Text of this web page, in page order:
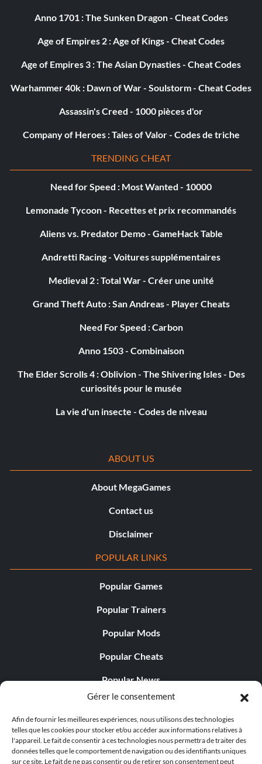
Gérer le consentement
Afin de fournir les meilleures expériences, nous utilisons des technologies
telles que les cookies pour stocker et/ou accéder aux informations relatives à
l'appareil. Le fait de consentir à ces technologies nous permettra de traiter des
données telles que le comportement de navigation ou des identifiants uniques
sur ce site. Le fait de ne pas consentir ou de retirer son consentement peut
Anno 1701 : The Sunken Dragon - Cheat Codes
Age of Empires 2 : Age of Kings - Cheat Codes
Age of Empires 3 : The Asian Dynasties - Cheat Codes
Warhammer 40k : Dawn of War - Soulstorm - Cheat Codes
Assassin's Creed - 1000 pièces d'or
Company of Heroes : Tales of Valor - Codes de triche
TRENDING CHEAT
Need for Speed : Most Wanted - 10000
Lemonade Tycoon - Recettes et prix recommandés
Aliens vs. Predator Demo - GameHack Table
Andretti Racing - Voitures supplémentaires
Medieval 2 : Total War - Créer une unité
Grand Theft Auto : San Andreas - Player Cheats
Need For Speed : Carbon
Anno 1503 - Combinaison
The Elder Scrolls 4 : Oblivion - The Shivering Isles - Des
curiosités pour le musée
La vie d'un insecte - Codes de niveau
ABOUT US
About MegaGames
Contact us
Disclaimer
POPULAR LINKS
Popular Games
Popular Trainers
Popular Mods
Popular Cheats
Popular News
Popular Editorials
Popular Free Games
LATEST UPDATES